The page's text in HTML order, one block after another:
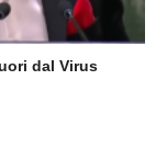
dal Virus